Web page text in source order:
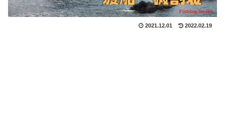
2021.12.01 2022.02.19